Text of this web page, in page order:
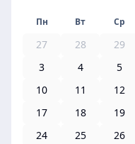
Пн Вт Ср
27 28 29
3
4 5
10
11 12
17
18 19
24
25 26